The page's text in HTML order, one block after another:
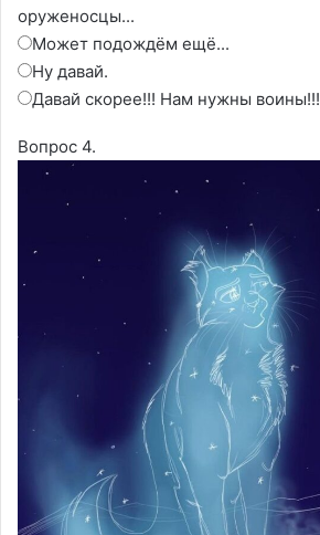
оруженосцы...
Может подождём ещё...
Ну давай.
Давай скорее!!! Нам нужны воины!!!
Вопрос 4.